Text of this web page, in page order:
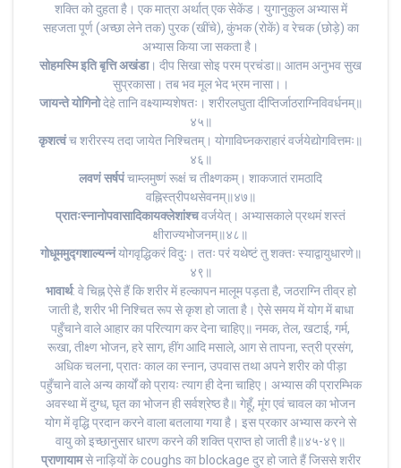
शक्ति को दुहता है। एक मात्रा अर्थात् एक सेकेंड। युगानुकुल अभ्यास में
सहजता पूर्ण (अच्छा लेने तक) पुरक (खींचे), कुंभक (रोकें) व रेचक (छोड़े) का
अभ्यास किया जा सकता है।
सोहमस्मि इति बृत्ति अखंडा। दीप सिखा सोइ परम प्रचंडा॥ आतम अनुभव सुख
सुप्रकासा। तब भव मूल भेद भ्रम नासा।।
जायन्ते योगिनोदेहे तानि वक्ष्याम्यशेषतः। शरीरलघुता दीप्तिर्जाठराग्निविवर्धनम्॥
४५॥
कृशत्वंच शरीरस्य तदा जायेत निश्चितम्। योगाविघ्नकराहारं वर्जयेद्योगवित्तमः॥
४६॥
लवणं सर्षपंचाम्लमुष्णं रूक्षं च तीक्ष्णकम्। शाकजातं रामठादि
वह्निस्त्रीपथसेवनम्॥४७॥
प्रातःस्नानोपवासादिकायक्लेशांश्चवर्जयेत्। अभ्यासकाले प्रथमं शस्तं
क्षीराज्यभोजनम्॥४८॥
गोधूममुद्गशाल्यन्नंयोगवृद्धिकरं विदुः। ततः परं यथेष्टं तु शक्तः स्याद्वायुधारणे॥
४९॥
भावार्थ: वे चिह्न ऐसे हैं कि शरीर में हल्कापन मालूम पड़ता है, जठराग्नि तीव्र हो
जाती है, शरीर भी निश्चित रूप से कृश हो जाता है। ऐसे समय में योग में बाधा
पहुँचाने वाले आहार का परित्याग कर देना चाहिए॥ नमक, तेल, खटाई, गर्म,
रूखा, तीक्ष्ण भोजन, हरे साग, हींग आदि मसाले, आग से तापना, स्त्री प्रसंग,
अधिक चलना, प्रातः काल का स्नान, उपवास तथा अपने शरीर को पीड़ा
पहुँचाने वाले अन्य कार्यों को प्रायः त्याग ही देना चाहिए। अभ्यास की प्रारम्भिक
अवस्था में दुग्ध, घृत का भोजन ही सर्वश्रेष्ठ है॥ गेहूँ, मूंग एवं चावल का भोजन
योग में वृद्धि प्रदान करने वाला बतलाया गया है। इस प्रकार अभ्यास करने से
वायु को इच्छानुसार धारण करने की शक्ति प्राप्त हो जाती है॥४५-४९॥
प्राणायामसे नाड़ियों के coughs का blockage दुर हो जाते हैं जिससे शरीर